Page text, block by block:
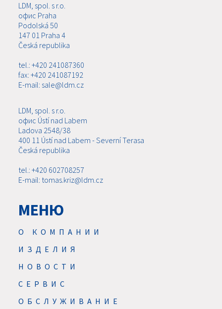
LDM, spol. s r.o.
офис Praha
Podolská 50
147 01 Praha 4
Česká republika
tel.: +420 241087360
fax: +420 241087192
E-mail: sale@ldm.cz
LDM, spol. s r.o.
офис Ústí nad Labem
Ladova 2548/38
400 11 Ústí nad Labem - Severní Terasa
Česká republika
tel.: +420 602708257
E-mail: tomas.kriz@ldm.cz
МЕНЮ
О КОМПАНИИ
ИЗДЕЛИЯ
НОВОСТИ
CЕРВИС
ОБСЛУЖИВАНИЕ